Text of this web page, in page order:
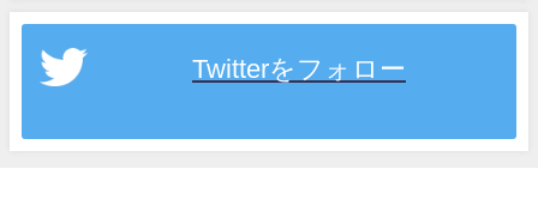
Twitterをフォロー